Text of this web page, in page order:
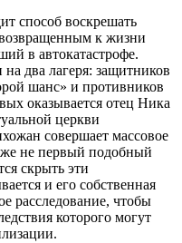
способ воскрешать
к жизни
в автокатастрофе.
на два лагеря: защитников
шанс» и противников
оказывается отец Ника
церкви
совершает массовое
не первый подобный
скрыть эти
и его собственная
расследование, чтобы
которого могут